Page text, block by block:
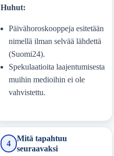
Huhut:
Päivähoroskooppeja esitetään
nimellä ilman selvää lähdettä
(Suomi24).
Spekulaatioita laajentumisesta
muihin medioihin ei ole
vahvistettu.
4
Mitä tapahtuu
seuraavaksi